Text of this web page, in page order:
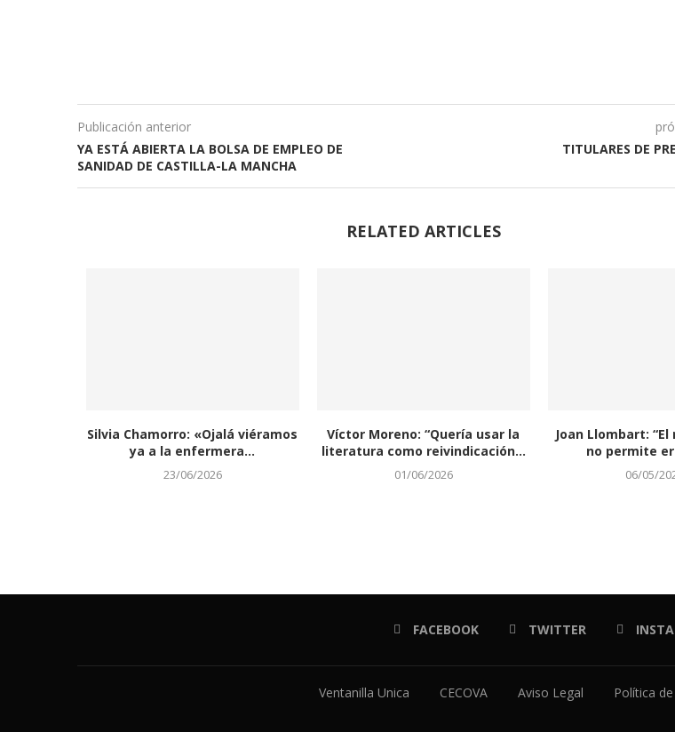
Publicación anterior
YA ESTÁ ABIERTA LA BOLSA DE EMPLEO DE
SANIDAD DE CASTILLA-LA MANCHA
TITULARES DE
RELATED ARTICLES
Silvia Chamorro: «Ojalá viéramos
ya a la enfermera...
23/06/2026
Víctor Moreno: “Quería usar la
literatura como reivindicación...
01/06/2026
Joan Llombart:
no permite
06/05/
FACEBOOK TWITTER
Ventanilla Unica CECOVA Aviso Legal Política